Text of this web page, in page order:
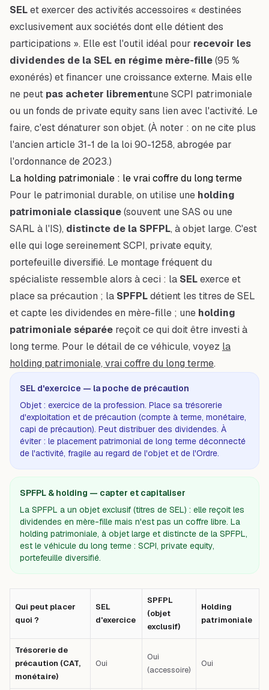
SELet exercer des activités accessoires « destinées
exclusivement aux sociétés dont elle détient des
participations ». Elle est l'outil idéal pour recevoir les
dividendes de la SEL en régime mère-fille(95 %
exonérés) et financer une croissance externe. Mais elle
ne peut pas acheter librementune SCPI patrimoniale
ou un fonds de private equity sans lien avec l'activité. Le
faire, c'est dénaturer son objet. (À noter : on ne cite plus
l'ancien article 31-1 de la loi 90-1258, abrogée par
l'ordonnance de 2023.)
La holding patrimoniale : le vrai coffre du long terme
Pour le patrimonial durable, on utilise une holding
patrimoniale classique(souvent une SAS ou une
SARL à l'IS), distincte de la SPFPL, à objet large. C'est
elle qui loge sereinement SCPI, private equity,
portefeuille diversifié. Le montage fréquent du
spécialiste ressemble alors à ceci : la SELexerce et
place sa précaution ; la SPFPLdétient les titres de SEL
et capte les dividendes en mère-fille ; une holding
patrimoniale séparée reçoit ce qui doit être investi à
long terme. Pour le détail de ce véhicule, voyez la
holding patrimoniale, vrai coffre du long terme.
SEL d'exercice — la poche de précaution
Objet : exercice de la profession. Place sa trésorerie
d'exploitation et de précaution (compte à terme, monétaire,
capi de précaution). Peut distribuer des dividendes. À
éviter : le placement patrimonial de long terme déconnecté
de l'activité, fragile au regard de l'objet et de l'Ordre.
SPFPL & holding — capter et capitaliser
La SPFPL a un objet exclusif (titres de SEL) : elle reçoit les
dividendes en mère-fille mais n'est pas un coffre libre. La
holding patrimoniale, à objet large et distincte de la SPFPL,
est le véhicule du long terme : SCPI, private equity,
portefeuille diversifié.
Qui peut placer
quoi ?
SEL
d'exercice
SPFPL
(objet
exclusif)
Holding
patrimoniale
Trésorerie de
précaution (CAT,
monétaire)
Oui
Oui
(accessoire)
Oui